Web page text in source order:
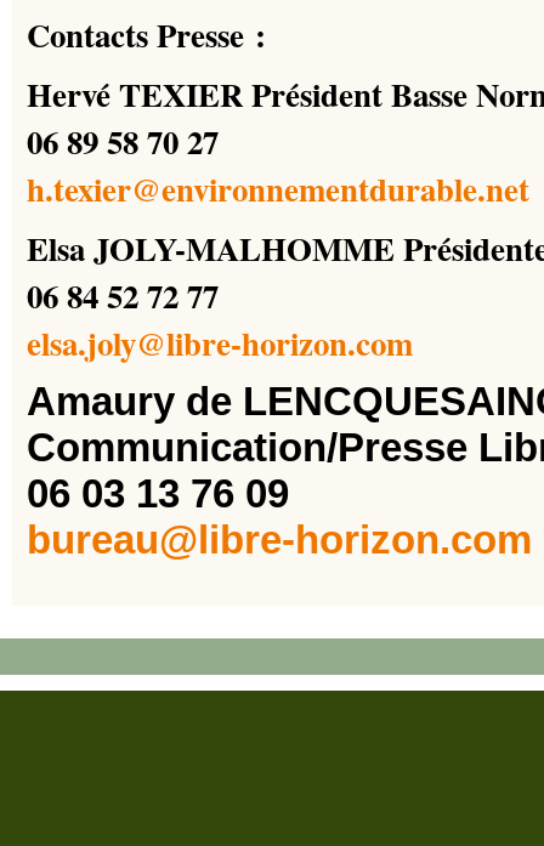
Contacts Presse :
Hervé TEXIER Président Basse
06 89 58 70 27
h.texier@environnementdurable.net
Elsa JOLY-MALHOMME
06 84 52 72 77
elsa.joly@libre-horizon.com
Amaury de
Communication/Presse
06 03 13 76 09
bureau@libre-horizon.com